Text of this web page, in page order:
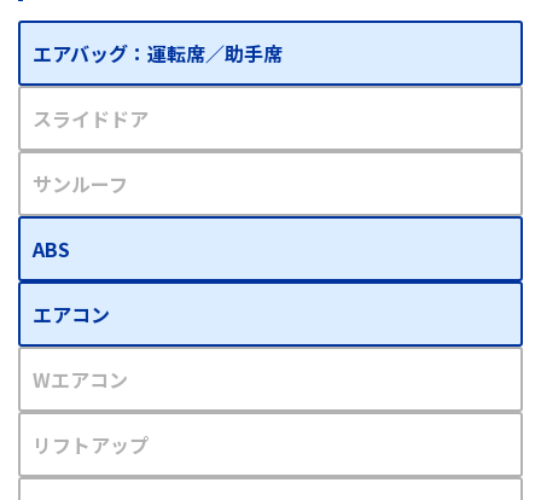
エアバッグ：運転席／助手席
スライドドア
サンルーフ
ABS
エアコン
Wエアコン
リフトアップ